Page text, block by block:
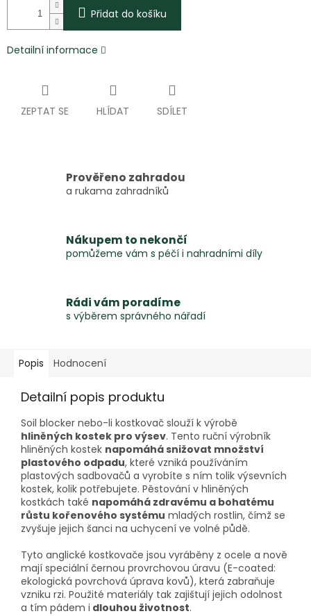
Přidat do košíku
Detailní informace
ZEPTAT SE HLÍDAT SDÍLET
Prověřeno zahradou
a rukama zahradníků
Nákupem to nekončí
pomůžeme vám s péčí i nahradními díly
Rádi vám poradíme
s výběrem správného nářadí
Popis Hodnocení
Detailní popis produktu
Soil blocker nebo-li kostkovač slouží k výrobě
hliněných kostek pro výsev. Tento ruční výrobník
hliněných kostek napomáhá snižovat množství
plastového odpadu, které vzniká používáním
plastových sadbovačů a vyrobíte s ním tolik výsevních
kostek, kolik potřebujete. Pěstování v hliněných
kostkách také napomáhá zdravému a bohatému
růstu kořenového systému mladých rostlin, čímž se
zvyšuje jejich šanci na uchycení ve volné půdě.
Tyto anglické kostkovače jsou vyráběny z ocele a nově
mají speciální černou provrchovou úravu (E-coated:
ekologická povrchová úprava kovů), která zabraňuje
vzniku rzi. Použité materiály tak zajištují jejich odolnost
a tím pádem i dlouhou životnost.